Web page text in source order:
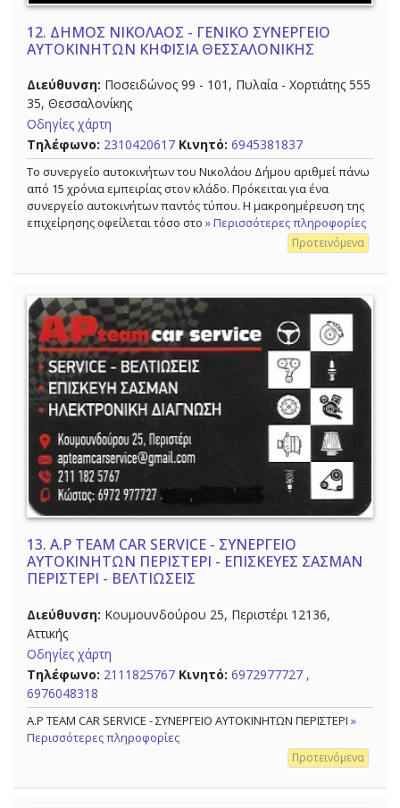
12. ΔΗΜΟΣ ΝΙΚΟΛΑΟΣ - ΓΕΝΙΚΟ ΣΥΝΕΡΓΕΙΟ
ΑΥΤΟΚΙΝΗΤΩΝ ΚΗΦΙΣΙΑ ΘΕΣΣΑΛΟΝΙΚΗΣ
Διεύθυνση: Ποσειδώνος 99 - 101, Πυλαία - Χορτιάτης 555
35, Θεσσαλονίκης
Οδηγίες χάρτη
Τηλέφωνο: 2310420617 Κινητό: 6945381837
Το συνεργείο αυτοκινήτων του Νικολάου Δήμου αριθμεί πάνω
από 15 χρόνια εμπειρίας στον κλάδο. Πρόκειται για ένα
συνεργείο αυτοκινήτων παντός τύπου. Η μακροημέρευση της
επιχείρησης οφείλεται τόσο στο » Περισσότερες πληροφορίες
Προτεινόμενα
13. A.P TEAM CAR SERVICE - ΣΥΝΕΡΓΕΙΟ
ΑΥΤΟΚΙΝΗΤΩΝ ΠΕΡΙΣΤΕΡΙ - ΕΠΙΣΚΕΥΕΣ ΣΑΣΜΑΝ
ΠΕΡΙΣΤΕΡΙ - ΒΕΛΤΙΩΣΕΙΣ
Διεύθυνση: Κουμουνδούρου 25, Περιστέρι 12136,
Αττικής
Οδηγίες χάρτη
Τηλέφωνο: 2111825767 Κινητό: 6972977727 ,
6976048318
A.P TEAM CAR SERVICE - ΣΥΝΕΡΓΕΙΟ ΑΥΤΟΚΙΝΗΤΩΝ ΠΕΡΙΣΤΕΡΙ »
Περισσότερες πληροφορίες
Προτεινόμενα